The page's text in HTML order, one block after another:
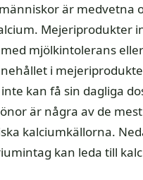
är
Mejeriprodukter
mjölkintolerans
i
kan få sin dagliga
är några av de
kalciumkällorna.
kan leda till